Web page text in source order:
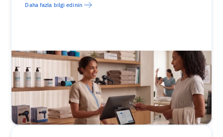
Daha fazla bilgi edinin